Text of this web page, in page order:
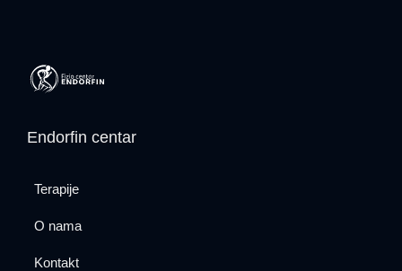
Endorfin centar
Terapije
O nama
Kontakt